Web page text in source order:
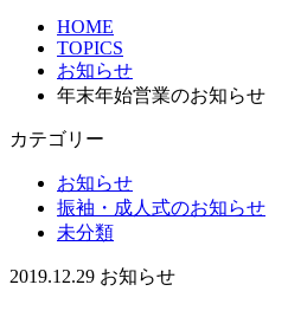
HOME
TOPICS
お知らせ
年末年始営業のお知らせ
カテゴリー
お知らせ
振袖・成人式のお知らせ
未分類
2019.12.29 お知らせ